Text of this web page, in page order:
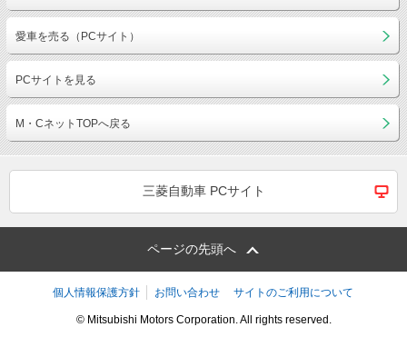
愛車を売る（PCサイト）
PCサイトを見る
M・CネットTOPへ戻る
三菱自動車 PCサイト
ページの先頭へ
個人情報保護方針 お問い合わせ サイトのご利用について
© Mitsubishi Motors Corporation. All rights reserved.